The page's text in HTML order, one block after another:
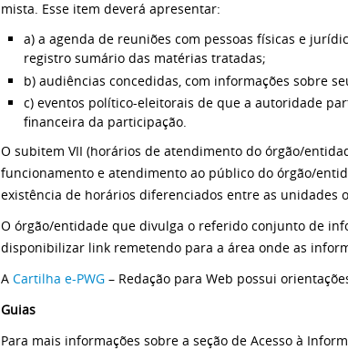
mista. Esse item deverá apresentar:
a) a agenda de reuniões com pessoas físicas e
registro sumário das matérias tratadas;
b) audiências concedidas, com informações sobre
c) eventos político-eleitorais de que a autoridade
financeira da participação.
O subitem VII (horários de atendimento do órgão/
funcionamento e atendimento ao público do órgão/
existência de horários diferenciados entre as unidades
O órgão/entidade que divulga o referido conjunto de
disponibilizar link remetendo para a área onde as
A Cartilha e-PWG – Redação para Web possui
Guias
Para mais informações sobre a seção de Acesso à